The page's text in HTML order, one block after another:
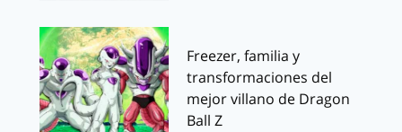
Freezer, familia y
transformaciones del
mejor villano de Dragon
Ball Z